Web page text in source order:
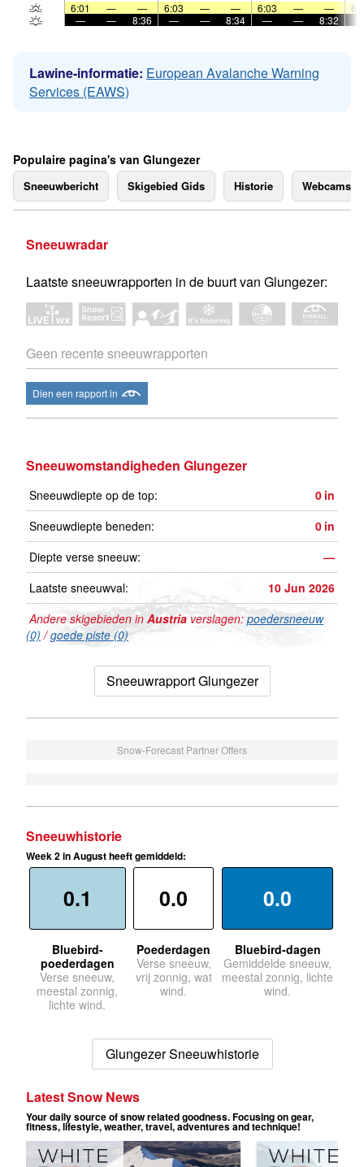
6:01
— — 6:03 — — 6:03 — —
—
— 8:36 — — 8:34 — — 8:32
Lawine-informatie: European Avalanche Warning
Services (EAWS)
Populaire pagina's van Glungezer
Sneeuwbericht Skigebied Gids Historie Webcams
Sneeuwradar
Laatste sneeuwrapporten in de buurt van Glungezer:
Geen recente sneeuwrapporten
Dien een rapport in
Sneeuwomstandigheden Glungezer
Sneeuwdiepte op de top: 0 in
Sneeuwdiepte beneden:
0 in
Diepte verse sneeuw:
—
Laatste sneeuwval:
10 Jun 2026
Andere skigebieden inAustria verslagen: poedersneeuw
(0) /goede piste (0)
Sneeuwrapport Glungezer
Snow-Forecast Partner Offers
Sneeuwhistorie
Week 2 in August heeft gemiddeld:
0.1
Bluebird-
poederdagen
Verse sneeuw,
meestal zonnig,
lichte wind.
0.0
Poederdagen
Verse sneeuw,
vrij zonnig, wat
wind.
0.0
Bluebird-dagen
Gemiddelde sneeuw,
meestal zonnig, lichte
wind.
Glungezer Sneeuwhistorie